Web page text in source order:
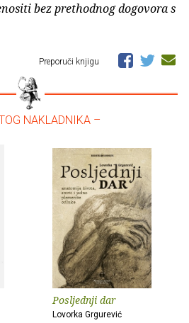
bez prethodnog dogovora s
Preporuči knjigu
NAKLADNIKA –
Posljednji dar
Lovorka Grgurević